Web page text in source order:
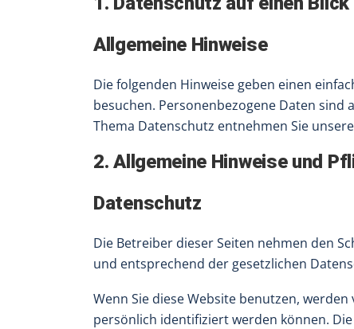
Allgemeine Hinweise
Die folgenden Hinweise geben einen
besuchen. Personenbezogene Daten
Thema Datenschutz entnehmen Sie
2. Allgemeine Hinweise und
Datenschutz
Die Betreiber dieser Seiten nehmen den
und entsprechend der gesetzlichen
Wenn Sie diese Website benutzen,
persönlich identifiziert werden können.